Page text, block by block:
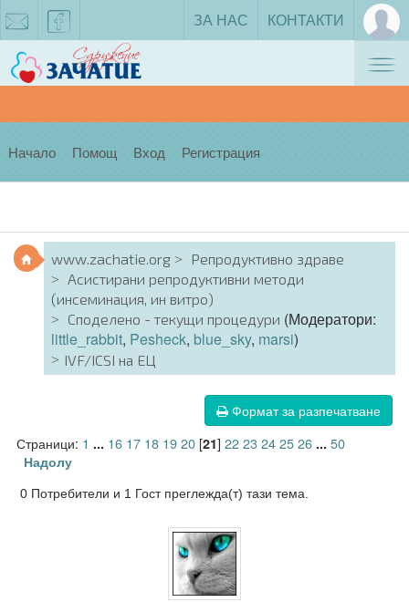
facebook
ЗА НАС КОНТАКТИ
Начало Помощ Вход Регистрация
www.zachatie.org
Репродуктивно здраве
Асистирани репродуктивни методи
(инсеминация, ин витро)
Споделено - текущи процедури (Модератори:
little_rabbit, Pesheck, blue_sky, marsi)
IVF/ICSI на ЕЦ
Формат за разпечатване
Страници: 1 ... 16 17 18 1920[21] 2223242526 ... 50
Надолу
0 Потребители и 1 Гост преглежда(т) тази тема.